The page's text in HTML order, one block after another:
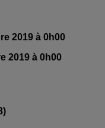
2019 à 0h00
2019 à 0h00